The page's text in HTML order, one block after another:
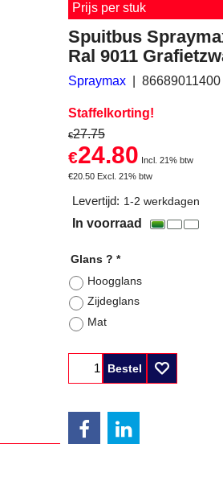
Prijs per stuk
Spuitbus
Ral 9011
Spraymax 86689011400
Staffelkorting!
€27.75
€24.80 Incl. 21% btw
€20.50 Excl. 21% btw
Levertijd: 1-2 werkdagen
In voorraad
Glans ? *
Hoogglans
Zijdeglans
Mat
Bestel